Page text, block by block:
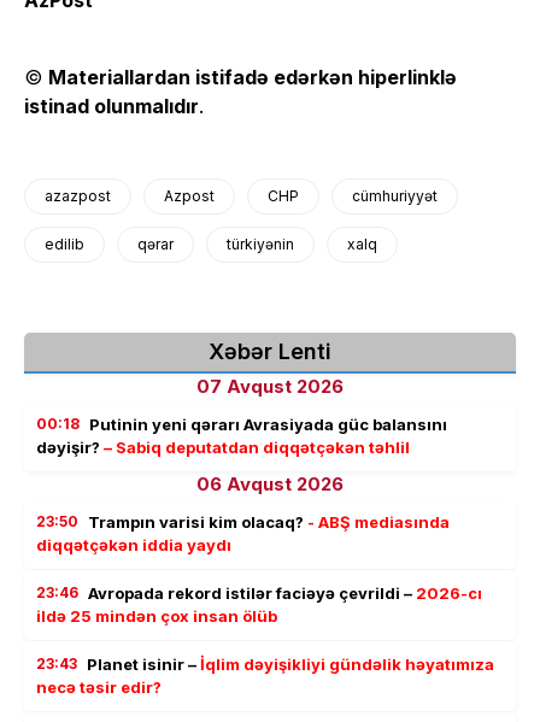
© Materiallardan istifadə edərkən hiperlinklə
istinad olunmalıdır.
azazpost Azpost CHP cümhuriyyət
edilib qərar türkiyənin xalq
Xəbər Lenti
07 Avqust 2026
00:18 Putinin yeni qərarı Avrasiyada güc balansını
dəyişir? – Sabiq deputatdan diqqətçəkən təhlil
06 Avqust 2026
23:50 Trampın varisi kim olacaq? - ABŞ mediasında
diqqətçəkən iddia yaydı
23:46 Avropada rekord istilər faciəyə çevrildi – 2026-cı
ildə 25 mindən çox insan ölüb
23:43 Planet isinir –İqlim dəyişikliyi gündəlik həyatımıza
necə təsir edir?